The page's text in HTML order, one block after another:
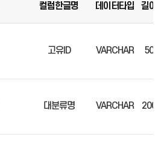
컬럼한글명 데이터타입 길이
고유ID VARCHAR 50
대분류명 VARCHAR 200